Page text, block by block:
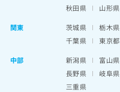
秋田県
山形県
関東
茨城県 栃木県
千葉県
東京都
中部
新潟県 富山県
長野県
岐阜県
三重県